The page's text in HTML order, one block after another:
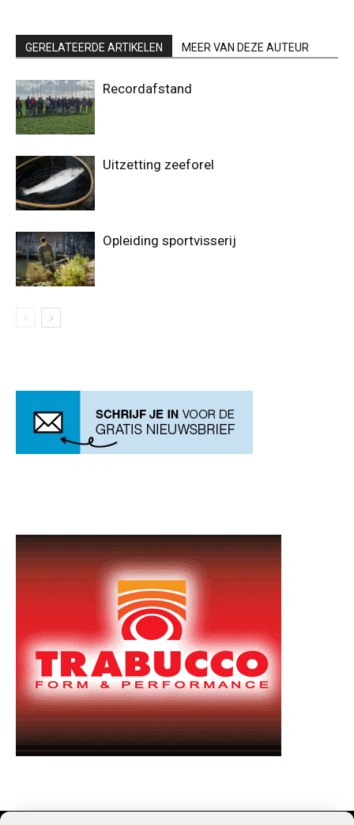
GERELATEERDE ARTIKELEN MEER VAN DEZE AUTEUR
Recordafstand
Uitzetting zeeforel
Opleiding sportvisserij